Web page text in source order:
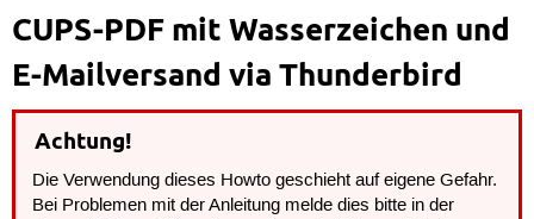
CUPS-PDF mit Wasserzeichen und
E-Mailversand via Thunderbird
Achtung!
Die Verwendung dieses Howto geschieht auf eigene Gefahr.
Bei Problemen mit der Anleitung melde dies bitte in der